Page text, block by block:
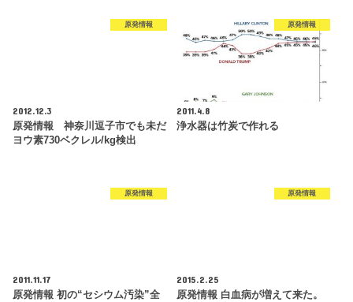
原発情報
2012.12.3
原発情報 神奈川逗子市でも未だ
ヨウ素730ベクレル/kg検出
原発情報
2011.4.8
浄水器は竹炭で作れる
原発情報
2011.11.17
原発情報 初の“セシウム汚染”全
原発情報
2015.2.25
原発情報 白血病が増えて来た。